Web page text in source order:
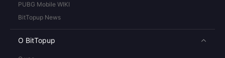
PUBG Mobile WIKI
BitTopup News
О BitTopup